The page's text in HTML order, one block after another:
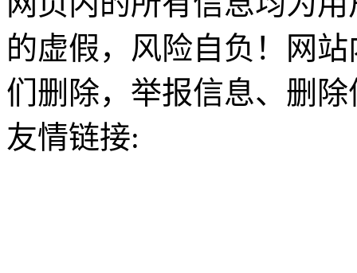
的虚假，风险自负！网
们删除，举报信息、删
友情链接: